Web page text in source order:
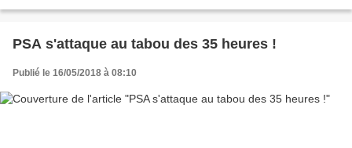
PSA s'attaque au tabou des 35 heures !
Publié le 16/05/2018 à 08:10